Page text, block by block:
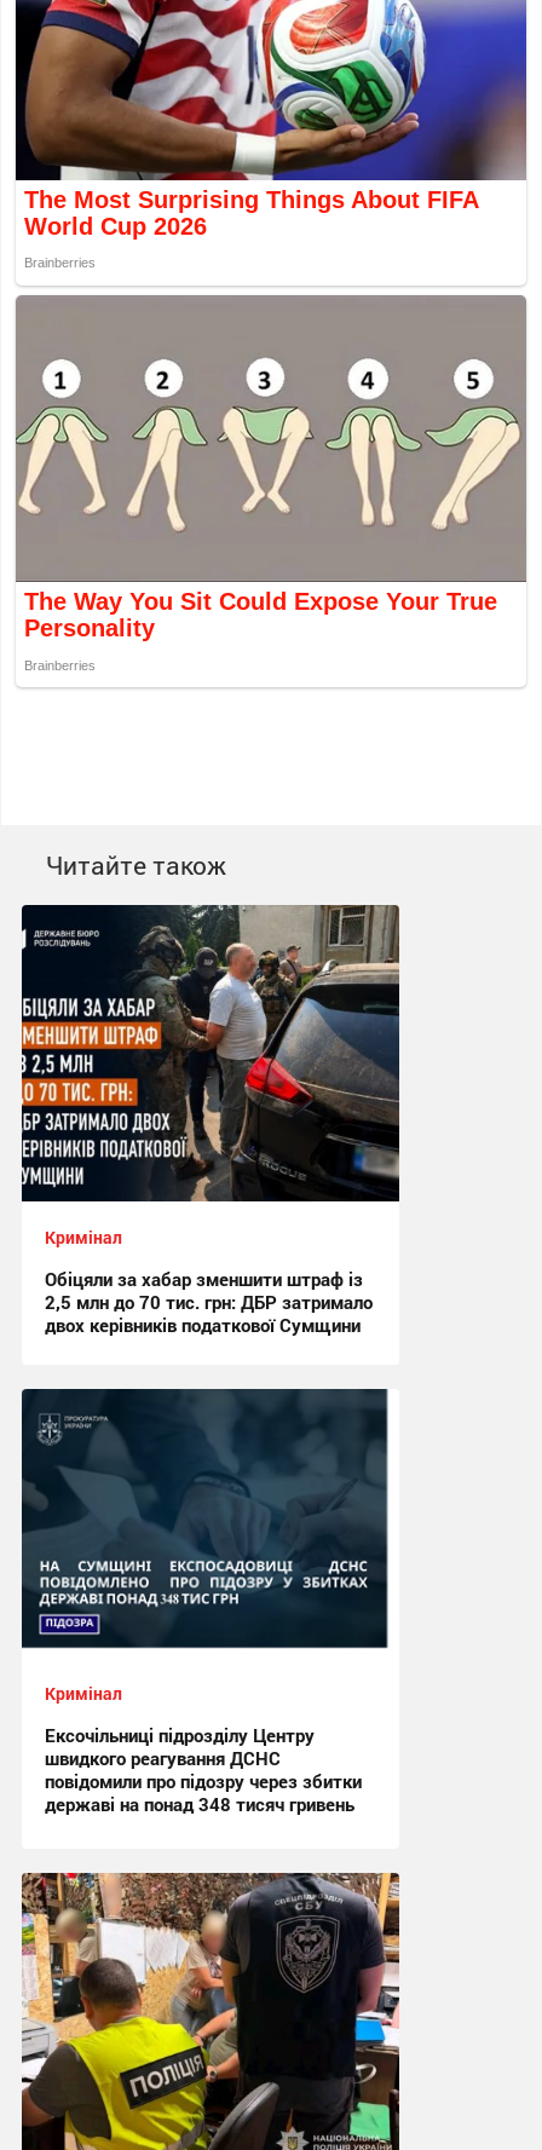
Читайте також
Кримінал
Обіцяли за хабар зменшити штраф із
2,5 млн до 70 тис. грн: ДБР затримало
двох керівників податкової Сумщини
15:59, 6.08.2026
Кримінал
Ексочільниці підрозділу Центру
швидкого реагування ДСНС
повідомили про підозру через збитки
державі на понад 348 тисяч гривень
15:46, 3.08.2026